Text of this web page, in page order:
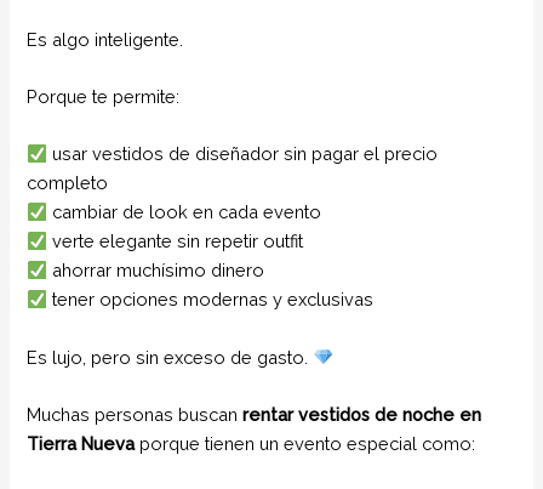
Es algo inteligente.
Porque te permite:
usar vestidos de diseñador sin pagar el precio
completo
cambiar de look en cada evento
verte elegante sin repetir outfit
ahorrar muchísimo dinero
tener opciones modernas y exclusivas
Es lujo, pero sin exceso de gasto.
Muchas personas buscanrentar vestidos de noche en
Tierra Nueva porque tienen un evento especial como: